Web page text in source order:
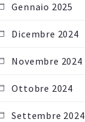
Gennaio 2025
Dicembre 2024
Novembre 2024
Ottobre 2024
Settembre 2024